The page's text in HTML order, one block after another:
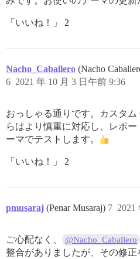
「いいね！」 2
Nacho_Caballero (Nacho
2021 年 10 月 3 日午前 9:36
6
おっしゃる通りです。カスタ
らはより慎重に対応し、レポ
ーマでテストします。
「いいね！」 2
pmusaraj (Penar Musaraj) 2021
7
ご心配なく、 @Nacho_Caballero
整合がありましたが、その修